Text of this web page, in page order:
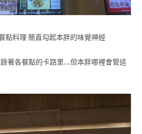
點料理 簡直勾起本胖的味覺神經
著各餐點的卡路里….但本胖哪裡會管這